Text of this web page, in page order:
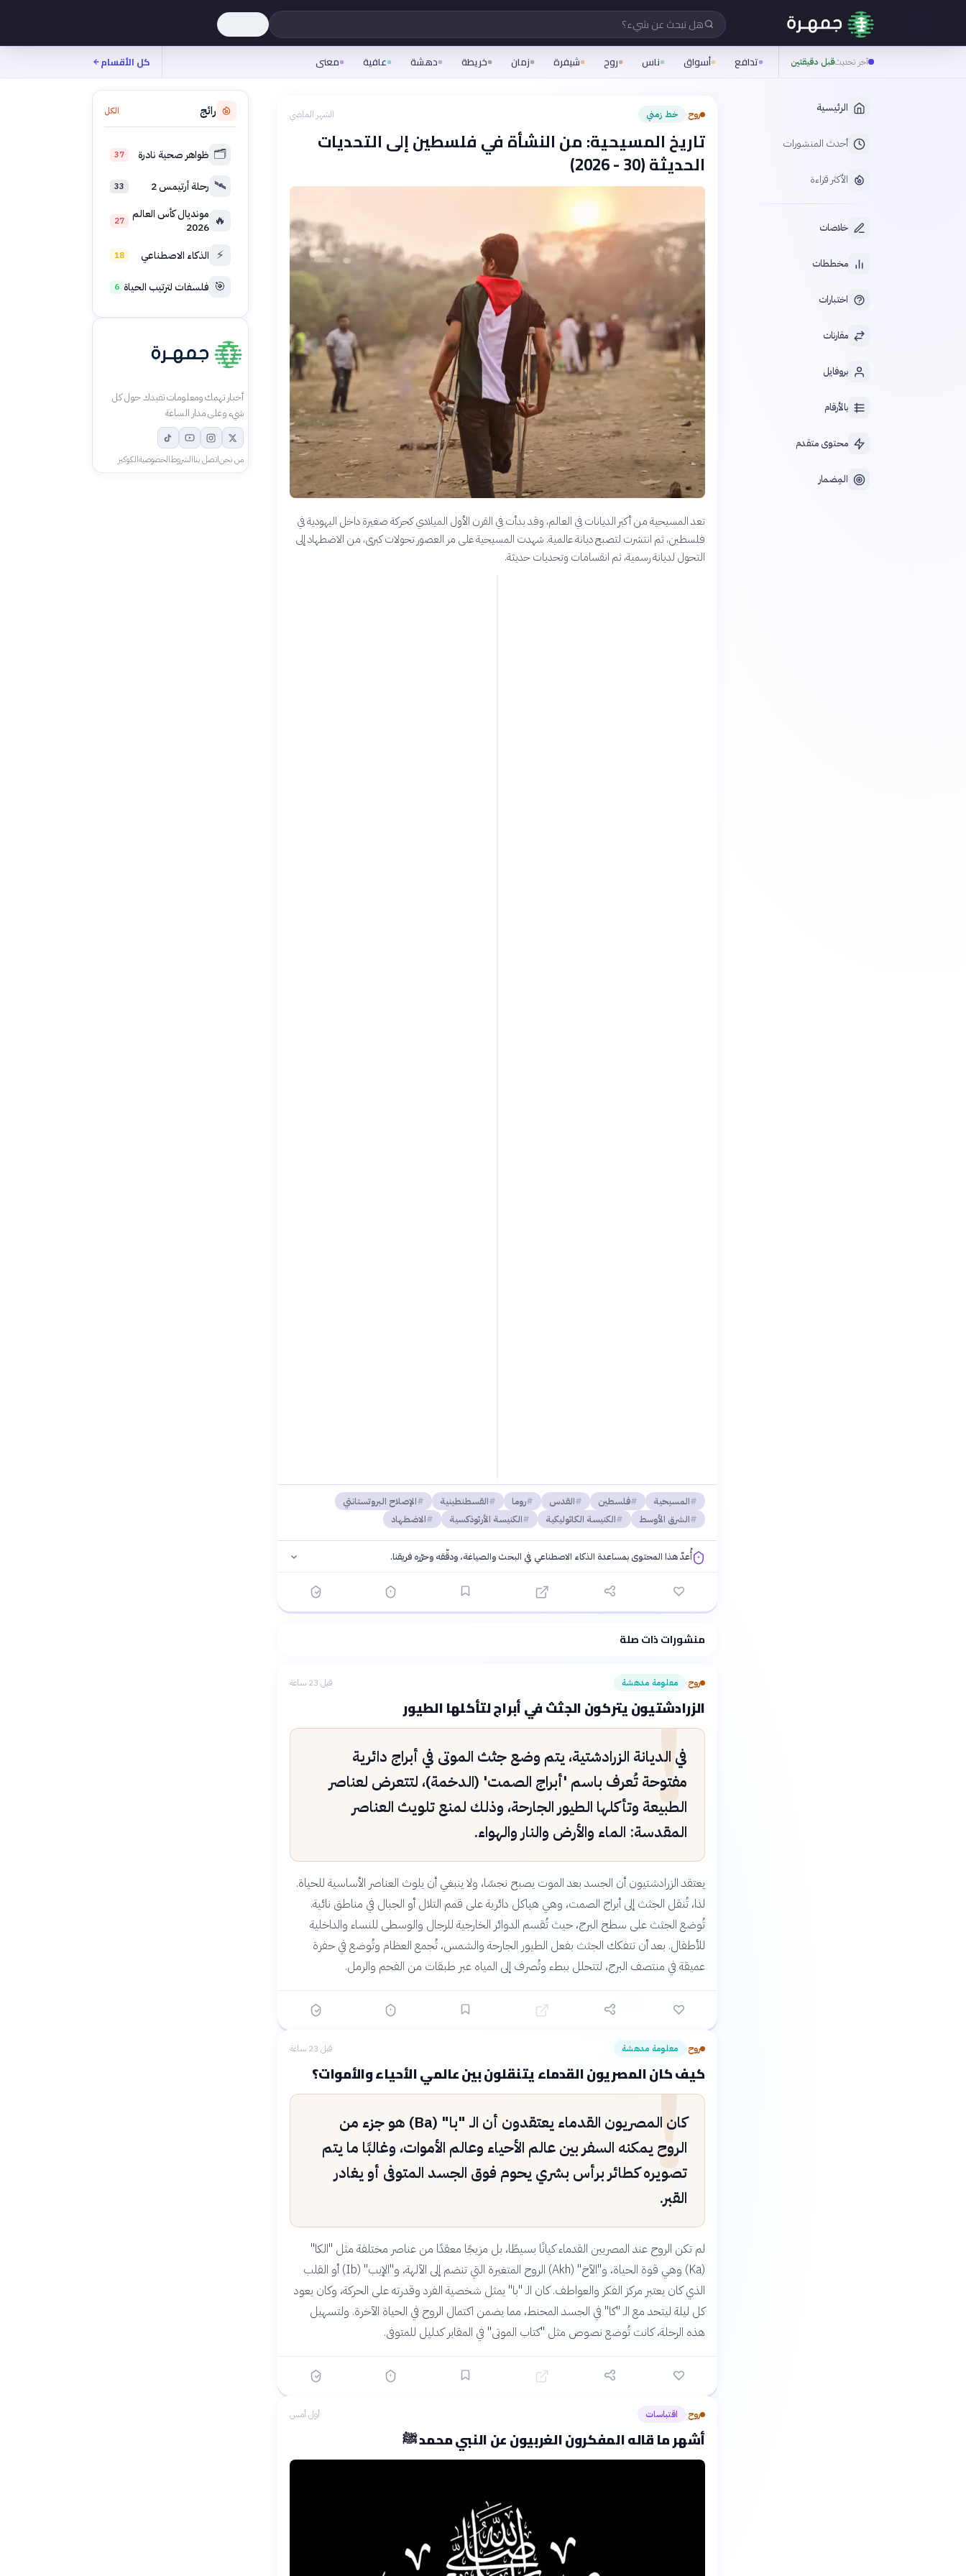
هل تبحث عن شيء؟
آخر تحديثقبل دقيقتين تدافع أسواق ناس روح شيفرة زمان خريطة دهشة عافية معنى كل الأقسام
الرئيسية
أحدث المنشورات
الأكثر قراءة
خلاصات
مخططات
اختبارات
مقارنات
بروفايل
بالأرقام
محتوى متقدم
المِضمار
روح› خط زمني الشهر الماضي
تاريخ المسيحية: من النشأة في فلسطين إلى التحديات
الحديثة (30 - 2026)
تعد المسيحية من أكبر الديانات في العالم، وقد بدأت في القرن الأول الميلادي كحركة صغيرة داخل اليهودية في
فلسطين، ثم انتشرت لتصبح ديانة عالمية. شهدت المسيحية على مر العصور تحولات كبرى، من الاضطهاد إلى
التحول لديانة رسمية، ثم انقسامات وتحديات حديثة.
المسيحية فلسطين القدس روما القسطنطينية
الإصلاح البروتستانتي
الشرق الأوسط
الكنيسة الكاثوليكية الكنيسة الأرثوذكسية الاضطهاد
أُعدّ هذا المحتوى بمساعدة الذكاء الاصطناعي في البحث والصياغة، ودقّقه وحرّره فريقنا.
منشورات ذات صلة
روح› معلومة مدهشة قبل 23 ساعة
الزرادشتيون يتركون الجثث في أبراج لتأكلها الطيور
!
في الديانة الزرادشتية، يتم وضع جثث الموتى في أبراج دائرية
مفتوحة تُعرف باسم 'أبراج الصمت' (الدخمة)، لتتعرض لعناصر
الطبيعة وتأكلها الطيور الجارحة، وذلك لمنع تلويث العناصر
المقدسة: الماء والأرض والنار والهواء.
يعتقد الزرادشتيون أن الجسد بعد الموت يصبح نجسًا، ولا ينبغي أن يلوث العناصر الأساسية للحياة.
لذا، تُنقل الجثث إلى أبراج الصمت، وهي هياكل دائرية على قمم التلال أو الجبال في مناطق نائية.
تُوضع الجثث على سطح البرج، حيث تُقسم الدوائر الخارجية للرجال والوسطى للنساء والداخلية
للأطفال. بعد أن تتفكك الجثث بفعل الطيور الجارحة والشمس، تُجمع العظام وتُوضع في حفرة
عميقة في منتصف البرج، لتتحلل ببطء وتُصرف إلى المياه عبر طبقات من الفحم والرمل.
روح› معلومة مدهشة قبل 23 ساعة
كيف كان المصريون القدماء يتنقلون بين عالمي الأحياء والأموات؟
!
كان المصريون القدماء يعتقدون أن الـ "با" (Ba) هو جزء من
الروح يمكنه السفر بين عالم الأحياء وعالم الأموات، وغالبًا ما يتم
تصويره كطائر برأس بشري يحوم فوق الجسد المتوفى أو يغادر
القبر.
لم تكن الروح عند المصريين القدماء كيانًا بسيطًا، بل مزيجًا معقدًا من عناصر مختلفة مثل "الكا"
(Ka) وهي قوة الحياة، و"الآخ" (Akh) الروح المتغيرة التي تنضم إلى الآلهة، و"الإيب" (Ib) أو القلب
الذي كان يعتبر مركز الفكر والعواطف. كان الـ "با" يمثل شخصية الفرد وقدرته على الحركة، وكان يعود
كل ليلة ليتحد مع الـ "كا" في الجسد المحنط، مما يضمن اكتمال الروح في الحياة الآخرة. ولتسهيل
هذه الرحلة، كانت تُوضع نصوص مثل "كتاب الموتى" في المقابر كدليل للمتوفى.
روح› اقتباسات أول أمس
أشهر ما قاله المفكرون الغربيون عن النبي محمد ﷺ
رائج الكل
🗂️ ظواهر صحية نادرة 37
🛰️ رحلة أرتيمس 2 33
🔥 مونديال كأس العالم
2026
27
⚡ الذكاء الاصطناعي 18
🎯 فلسفات لترتيب الحياة 6
أخبار تهمك ومعلومات تفيدك حول كل
شيء وعلى مدار الساعة
من نحناتصل بناالشروطالخصوصيةالكوكيز